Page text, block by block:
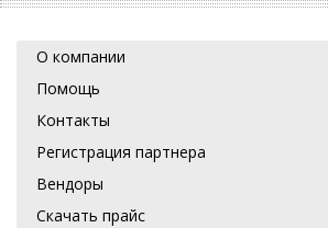
О компании
Помощь
Контакты
Регистрация партнера
Вендоры
Скачать прайс